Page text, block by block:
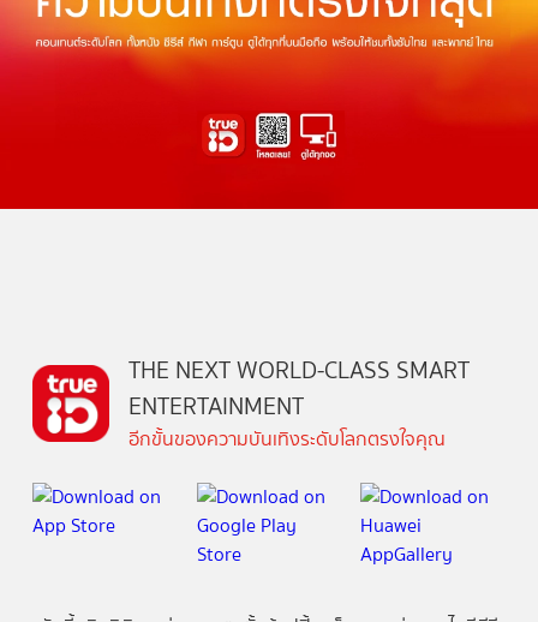
THE NEXT WORLD-CLASS SMART
ENTERTAINMENT
อีกขั้นของความบันเทิงระดับโลกตรงใจคุณ